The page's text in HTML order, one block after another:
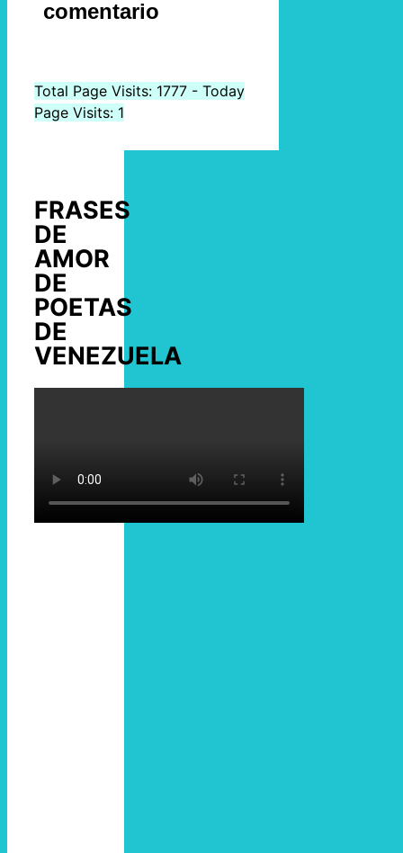
comentario
Total Page Visits: 1777 - Today
Page Visits: 1
FRASES
DE
AMOR
DE
POETAS
DE
VENEZUELA